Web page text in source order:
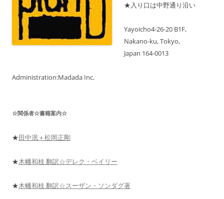
ュ
ー
も
表
★入り口は中野通り沿い
Yayoicho4-26-20 B1F,
Nakano-ku, Tokyo,
Japan 164-0013
Administration:Madada Inc.
☆関係者☆書籍案内☆
★田中泯＋松岡正剛
★木幡和枝 翻訳☆デレク・ベイリー
★木幡和枝 翻訳☆スーザン・ソンダグ著